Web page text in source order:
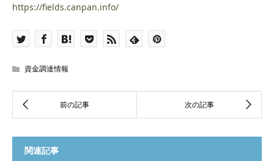
https://fields.canpan.info/
資金調達情報
関連記事